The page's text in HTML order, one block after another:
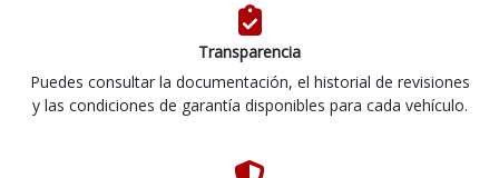
Transparencia
Puedes consultar la documentación, el historial de revisiones
y las condiciones de garantía disponibles para cada vehículo.